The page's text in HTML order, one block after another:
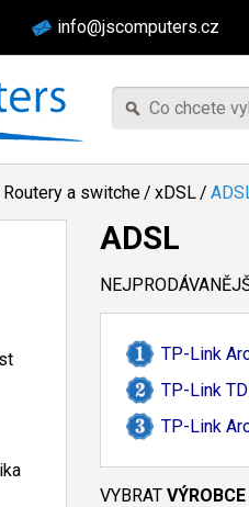
info@jscomputers.cz
Routery a switche/ xDSL/
ADSL
TP-Link
TP-Link
TP-Link
VYBRAT VÝROBCE